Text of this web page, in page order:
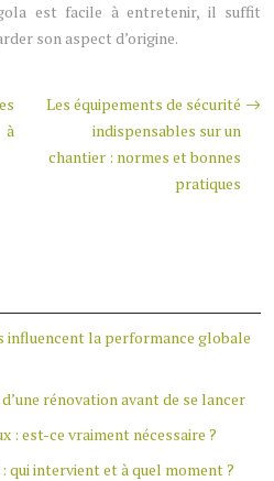
est facile à entretenir, il suffit
son aspect d’origine.
Les équipements de sécurité
indispensables sur un
chantier : normes et bonnes
pratiques
influencent la performance globale
rénovation avant de se lancer
: est-ce vraiment nécessaire ?
qui intervient et à quel moment ?